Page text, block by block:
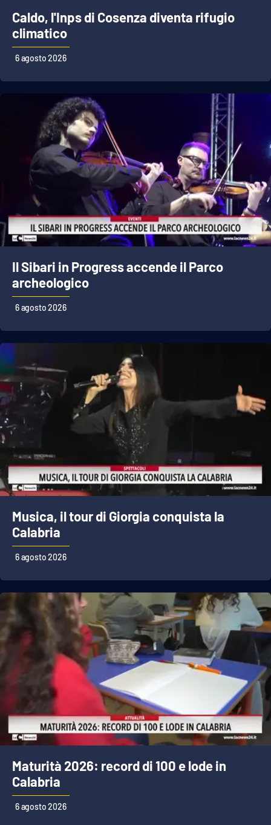
EDIZIONI
LOCALI
Catanzaro
Crotone
Vibo Valentia
Reggio Calabria
Cosenza
Lamezia Terme
PROGETTI
SPECIALI
Buona Sanità Calabria
CALABRIAVISIONE
Destinazioni
Eventi
Storie
LAC
NETWORK
Lacplay.it
Laconair.it
Lacitymag.it
Lacapitalenews.it
Ilreggino.it
Cosenzachannel.it
Ilvibonese.it
Catanzarochannel.it
Caldo, l'Inps di Cosenza diventa rifugio
climatico
6 agosto 2026
Il Sibari in Progress accende il Parco
archeologico
6 agosto 2026
Musica, il tour di Giorgia conquista la
Calabria
6 agosto 2026
Maturità 2026: record di 100 e lode in
Calabria
6 agosto 2026